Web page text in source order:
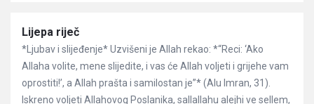
Članci
Lijepa riječ
*Ljubav i slijeđenje* Uzvišeni je Allah rekao: *“Reci: ‘Ako
Allaha volite, mene slijedite, i vas će Allah voljeti i grijehe vam
oprostiti!’, a Allah prašta i samilostan je”* (Alu Imran, 31).
Iskreno voljeti Allahovog Poslanika, sallallahu alejhi ve sellem,